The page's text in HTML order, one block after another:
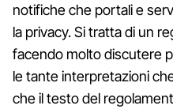
notifiche che portali e
la privacy. Si tratta di un
facendo molto discutere
le tante interpretazioni
che il testo del